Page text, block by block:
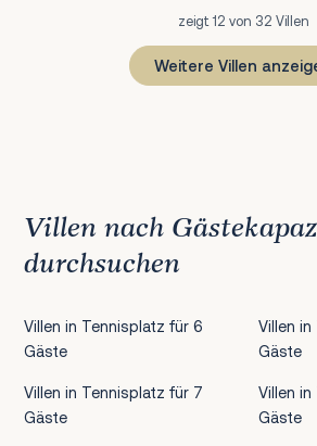
zeigt 12 von 32 Villen
Weitere Villen
Villen nach
durchsuchen
Villen in Tennisplatz für 6
Gäste
Villen in Tennisplatz für 7
Gäste
Villen
Gäste
Villen
Gäste